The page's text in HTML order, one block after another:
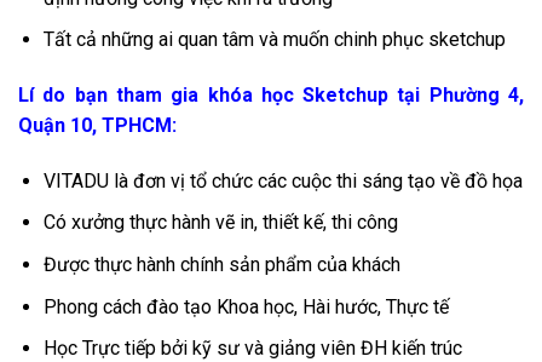
Tất cả những ai quan tâm và muốn chinh phục sketchup
Lí do bạn tham gia khóa học Sketchup tại Phường 4,
Quận 10, TPHCM:
VITADU là đơn vị tổ chức các cuộc thi sáng tạo về đồ họa
Có xưởng thực hành vẽ in, thiết kế, thi công
Được thực hành chính sản phẩm của khách
Phong cách đào tạo Khoa học, Hài hước, Thực tế
Học Trực tiếp bởi kỹ sư và giảng viên ĐH kiến trúc